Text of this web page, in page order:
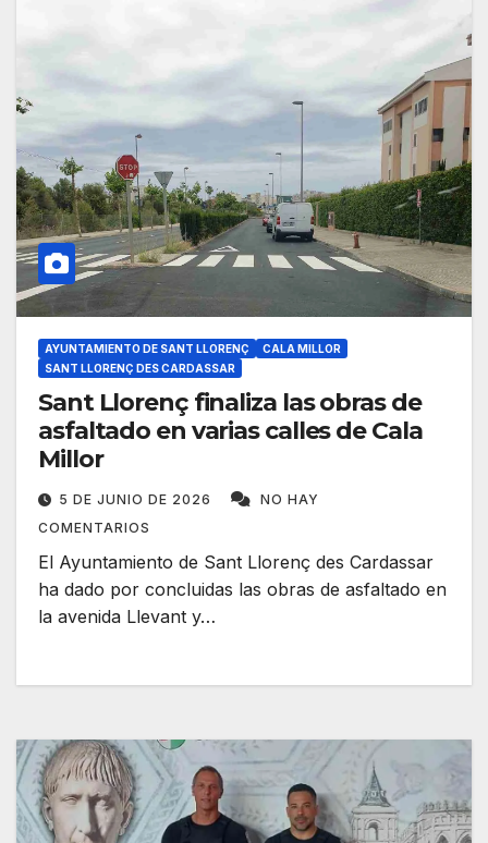
AYUNTAMIENTO DE SANT LLORENÇ
CALA MILLOR
SANT LLORENÇ DES CARDASSAR
Sant Llorenç finaliza las obras de
asfaltado en varias calles de Cala
Millor
5 DE JUNIO DE 2026
NO HAY
COMENTARIOS
El Ayuntamiento de Sant Llorenç des Cardassar
ha dado por concluidas las obras de asfaltado en
la avenida Llevant y…